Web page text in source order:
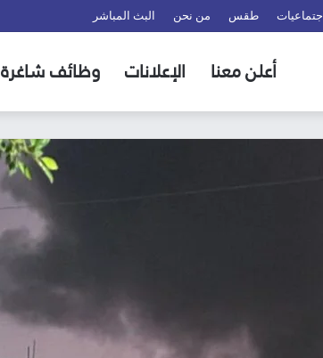
اجتماعيات طقس من نحن البث المباشر
أعلن معنا الإعلانات وظائف شاغرة